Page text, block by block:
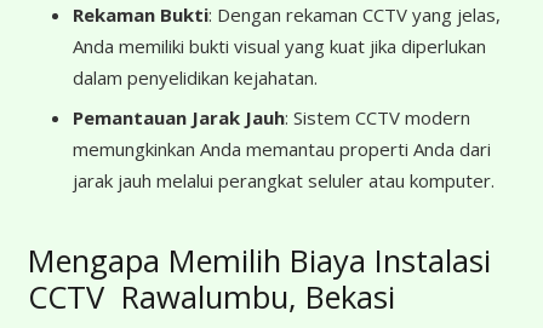
Rekaman Bukti: Dengan rekaman CCTV yang jelas,
Anda memiliki bukti visual yang kuat jika diperlukan
dalam penyelidikan kejahatan.
Pemantauan Jarak Jauh: Sistem CCTV modern
memungkinkan Anda memantau properti Anda dari
jarak jauh melalui perangkat seluler atau komputer.
Mengapa Memilih Biaya Instalasi
CCTV Rawalumbu, Bekasi